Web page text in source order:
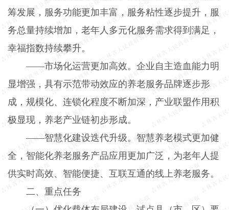
筹发展，服务功能更加丰富，服务粘性逐步提升，服
务总量持续增加，老年人多元化服务需求得到满足，
幸福指数持续攀升。
——市场化运营更加高效。企业自主造血能力明
显增强，具有示范带动效应的养老服务品牌逐步形
成，规模化、连锁化程度不断加深，产业联盟作用积
极显现，养老产业链初步形成。
——智慧化建设迭代升级。智慧养老模式更加健
全，智能化养老服务产品应用更加广泛，为老年人提
供实时高效、智能便捷、互联互通的线上养老服务。
二、重点任务